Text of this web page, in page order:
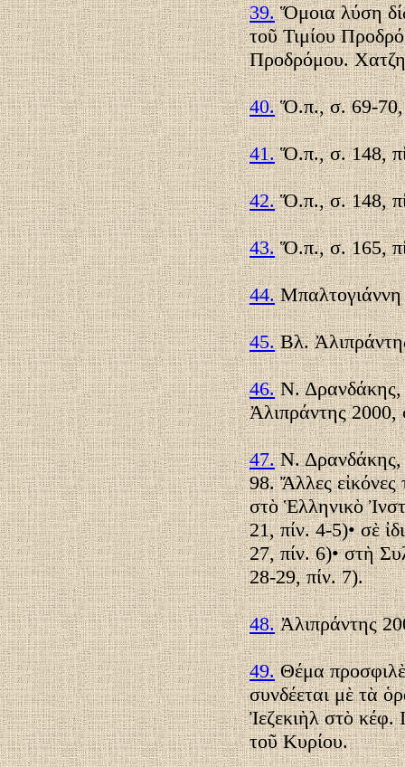
39.Ὅμοια λύση
τοῦ Τιμίου
Προδρόμου.
40.Ὅ.π., σ. 69-70,
41.Ὅ.π., σ. 148,
42.Ὅ.π., σ. 148,
43.Ὅ.π., σ. 165,
44.Μπαλτογιάννη
45.Βλ.
46.Ν. Δρανδάκης,
Ἀλιπράντης 2000,
47.Ν. Δρανδάκης,
98. Ἄλλες εἰκόνες
στὸ Ἑλληνικὸ
21, πίν. 4-5)• σὲ
27, πίν. 6)• στὴ
28-29, πίν. 7).
48.Ἀλιπράντης
49.Θέμα
συνδέεται μὲ τὰ
Ἰεζεκιὴλ στὸ κέφ.
τοῦ Κυρίου.